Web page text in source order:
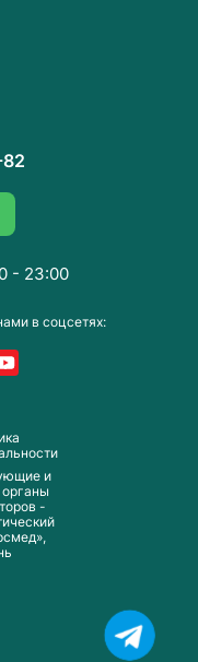
и
в соцсетях:
- 23:00